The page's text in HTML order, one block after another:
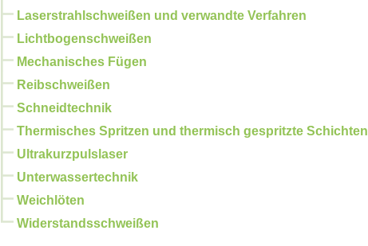
Laserstrahlschweißen und verwandte Verfahren
Lichtbogenschweißen
Mechanisches Fügen
Reibschweißen
Schneidtechnik
Thermisches Spritzen und thermisch gespritzte Schichten
Ultrakurzpulslaser
Unterwassertechnik
Weichlöten
Widerstandsschweißen